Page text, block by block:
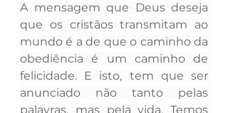
A mensagem que Deus deseja
que os cristãos transmitam ao
mundo é a de que o caminho da
obediência é um caminho de
felicidade. E isto, tem que ser
anunciado não tanto pelas
palavras, mas pela vida. Temos